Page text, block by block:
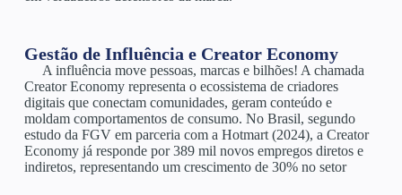
Gestão de Influência e Creator Economy
A influência move pessoas, marcas e bilhões! A chamada
Creator Economy representa o ecossistema de criadores
digitais que conectam comunidades, geram conteúdo e
moldam comportamentos de consumo. No Brasil, segundo
estudo da FGV em parceria com a Hotmart (2024), a Creator
Economy já responde por 389 mil novos empregos diretos e
indiretos, representando um crescimento de 30% no setor